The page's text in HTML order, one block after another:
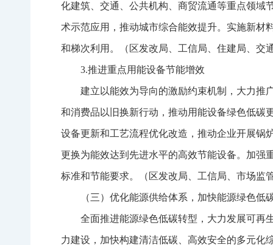
化建筑、交通、公共机构、商贸流通等重点领域
术示范应用，推动城市综合能效提升。实施新材
和梯次利用。（区发改局、工信局、住建局、交
3.推进重点用能设备节能增效
建立以能效为导向的激励约束机制，大力推
和消费品以旧换新行动，推动用能设备绿色低碳
设备更新和工艺流程优化改造，推动企业开展锅
更换为能效达到先进水平的高效节能设备。加强
标准和节能要求。（区发改局、工信局、市场监
（三）优化能源供给体系，加快能源绿色低
全面推进能源绿色低碳转型，大力发展可再
力建设，加快构建清洁低碳、高效安全的多元化